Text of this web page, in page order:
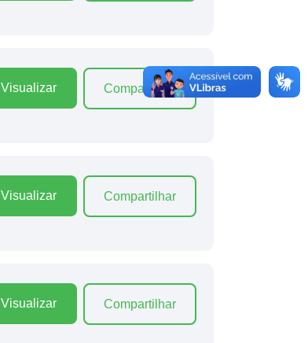
Visualizar Compartilhar
Visualizar Compartilhar
Visualizar Compartilhar